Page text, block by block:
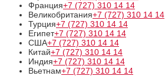
Франция+7 (727) 310 14 14
Великобритания+7 (727) 310 14 14
Турция+7 (727) 310 14 14
Египет+7 (727) 310 14 14
США+7 (727) 310 14 14
Китай+7 (727) 310 14 14
Индия+7 (727) 310 14 14
Вьетнам+7 (727) 310 14 14